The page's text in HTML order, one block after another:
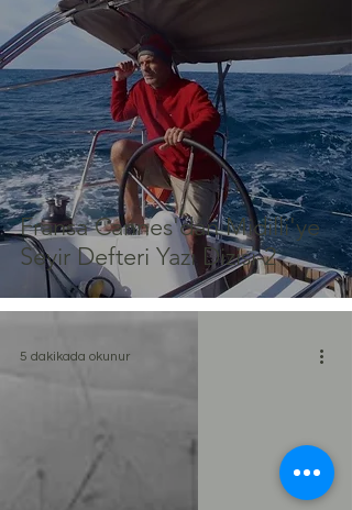
Fransa Cannes'dan Midilli'ye
Seyir Defteri Yazı Dizisi-2
5 dakikada okunur